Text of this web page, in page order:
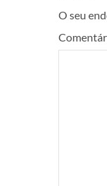
O seu